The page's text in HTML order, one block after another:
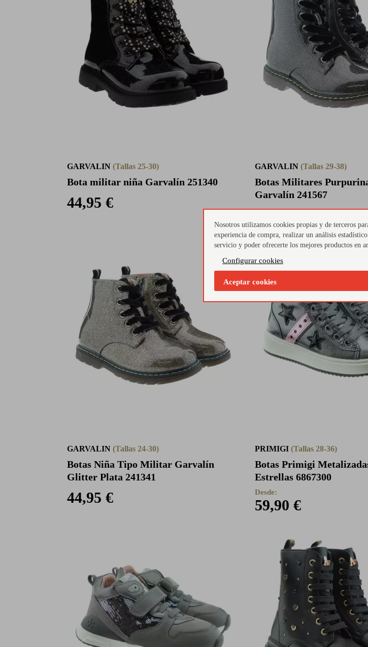
GARVALIN (Tallas 25-30)
Bota militar niña Garvalín 251340
44,95 €
GARVALIN (Tallas 29-38)
Botas Militares
Garvalín 241567
49,95 €
GARVALIN (Tallas 24-30)
Botas Niña Tipo Militar Garvalín
Glitter Plata 241341
44,95 €
PRIMIGI (Tallas 28-36)
Botas Primigi
Estrellas 6867300
Desde:
59,90 €
Nosotros utilizamos cookies propias y de terceros
experiencia de compra, realizar un análisis
servicio y poder ofrecerte los mejores productos en
Configurar cookies
Aceptar cookies